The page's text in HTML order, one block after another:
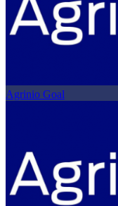
Agrinio Goal